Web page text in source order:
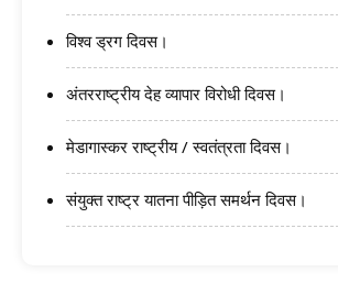
विश्व ड्रग दिवस।
अंतरराष्ट्रीय देह व्यापार विरोधी दिवस।
मेडागास्कर राष्ट्रीय / स्वतंत्रता दिवस।
संयुक्त राष्ट्र यातना पीड़ित समर्थन दिवस।